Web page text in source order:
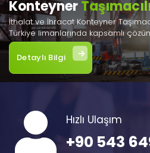
Konteyner
İthalat ve İhracat Konteyner
Türkiye limanlarında kapsamlı
Detaylı Bilgi
Hızlı Ulaşım
+90 543